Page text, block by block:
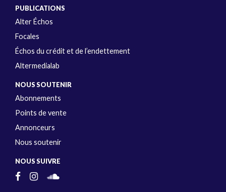
PUBLICATIONS
Alter Échos
Focales
Échos du crédit et de l’endettement
Altermedialab
NOUS SOUTENIR
Abonnements
Points de vente
Annonceurs
Nous soutenir
NOUS SUIVRE